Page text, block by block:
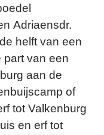
Adriaensdr.
helft van een
part van een
aan de
of
tot Valkenburg
en erf tot